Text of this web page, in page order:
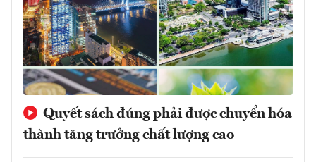
Quyết sách đúng phải được chuyển hóa
thành tăng trưởng chất lượng cao